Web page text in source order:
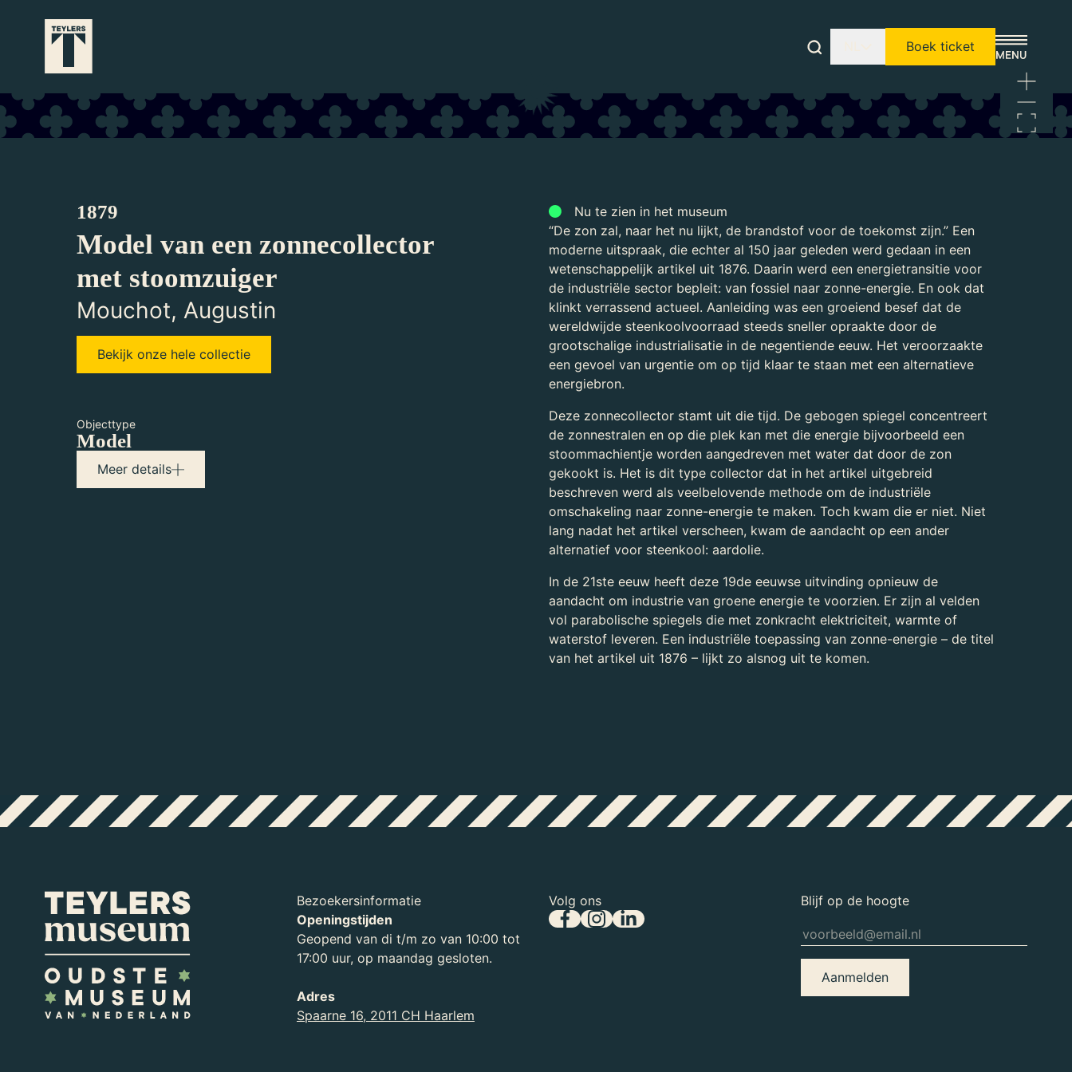
Ga naar hoofdinhoud Boek ticket
Laden...
1879
Model van een zonnecollector
met stoomzuiger
Mouchot, Augustin
Bekijk onze hele collectie
Objecttype
Model
Uitvinder
Meer details
Nu te zien in het museum
“De zon zal, naar het nu lijkt, de brandstof voor de toekomst zijn.” Een
moderne uitspraak, die echter al 150 jaar geleden werd gedaan in een
wetenschappelijk artikel uit 1876. Daarin werd een energietransitie voor
de industriële sector bepleit: van fossiel naar zonne-energie. En ook dat
klinkt verrassend actueel. Aanleiding was een groeiend besef dat de
wereldwijde steenkoolvoorraad steeds sneller opraakte door de
grootschalige industrialisatie in de negentiende eeuw. Het veroorzaakte
een gevoel van urgentie om op tijd klaar te staan met een alternatieve
energiebron.
Deze zonnecollector stamt uit die tijd. De gebogen spiegel concentreert
de zonnestralen en op die plek kan met die energie bijvoorbeeld een
stoommachientje worden aangedreven met water dat door de zon
gekookt is. Het is dit type collector dat in het artikel uitgebreid
beschreven werd als veelbelovende methode om de industriële
omschakeling naar zonne-energie te maken. Toch kwam die er niet. Niet
lang nadat het artikel verscheen, kwam de aandacht op een ander
alternatief voor steenkool: aardolie.
In de 21ste eeuw heeft deze 19de eeuwse uitvinding opnieuw de
aandacht om industrie van groene energie te voorzien. Er zijn al velden
vol parabolische spiegels die met zonkracht elektriciteit, warmte of
waterstof leveren. Een industriële toepassing van zonne-energie – de titel
van het artikel uit 1876 – lijkt zo alsnog uit te komen.
Bezoekersinformatie
Openingstijden
Geopend van di t/m zo van 10:00 tot
17:00 uur, op maandag gesloten.
Adres
Spaarne 16, 2011 CH Haarlem
Volg ons Blijf op de hoogte
Aanmelden